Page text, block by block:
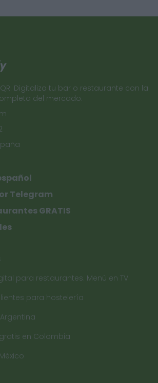
Digitaliza tu bar o restaurante con la
del mercado.
Telegram
GRATIS
para restaurantes. Menú en TV
para hostelería
en Colombia